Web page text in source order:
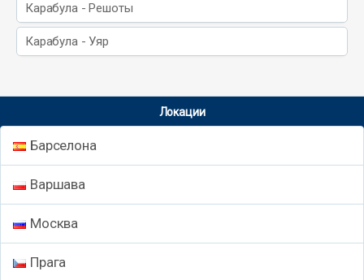
Карабула - Решоты
Карабула - Уяр
Локации
Барселона
Варшава
Москва
Прага